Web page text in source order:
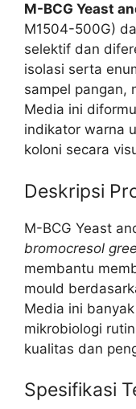
M-BCG Yeast
M1504-500G)
selektif dan
isolasi serta
sampel pangan,
Media ini
indikator warna
koloni secara
Deskripsi
M-BCG Yeast
bromocresol
membantu
mould
Media ini
mikrobiologi
kualitas dan
Spesifikasi